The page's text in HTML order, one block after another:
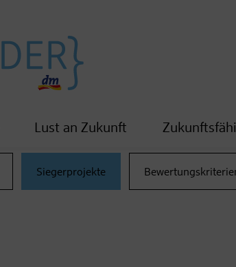
Lust an Zukunft
Siegerprojekte